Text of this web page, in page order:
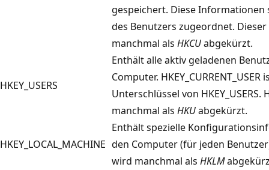
gespeichert. Diese Informationen
des Benutzers zugeordnet.
manchmal als HKCUabgekürzt.
HKEY_USERS
Enthält alle aktiv geladenen
Computer. HKEY_CURRENT_USER
Unterschlüssel von HKEY_USERS.
manchmal als HKUabgekürzt.
HKEY_LOCAL_MACHINE
Enthält spezielle
den Computer (für jeden
wird manchmal als HKLM